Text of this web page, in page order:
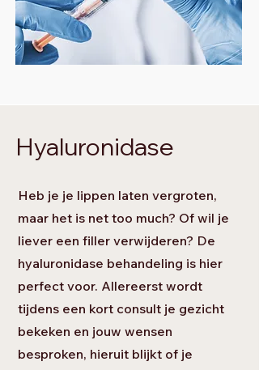
Hyaluronidase
Heb je je lippen laten vergroten,
maar het is net too much? Of wil je
liever een filler verwijderen? De
hyaluronidase behandeling is hier
perfect voor. Allereerst wordt
tijdens een kort consult je gezicht
bekeken en jouw wensen
besproken, hieruit blijkt of je